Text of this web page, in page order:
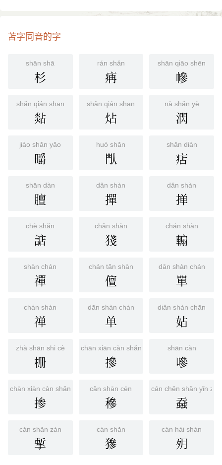
(2) 后泛指用席、布等遮盖东西 [cover]。如：要下雨了，快
顾野有麦场，场主积薪其中，苫蔽成丘。——《聊斋志异·
shān
苫字同音的字
shān shā
杉
rán shǎn
㾆
shān qiāo shēn
幓
shǎn qián shān
煔
shǎn qián shān
炶
nà shǎn yè
㴸
jiào shǎn yǎo
㬭
huò shǎn
閄
shān diàn
痁
shān dàn
膻
dǎn shàn
撣
dǎn shàn
掸
chè shǎn
䛸
chǎn shàn
㹽
chán shàn
䡪
shàn chán
禪
chán tǎn shàn
儃
dān shàn chán
單
chán shàn
禅
dān shàn chán
单
diǎn shàn chān
㚲
zhà shān shi cè
栅
chān xiān càn shǎn
摻
shān càn
嘇
chān xiān càn shǎn
掺
cǎn shān cēn
穇
cán chěn shǎn yǐn
䗞
cán shǎn zàn
㨻
cán shǎn
㺑
cán hài shàn
㱚